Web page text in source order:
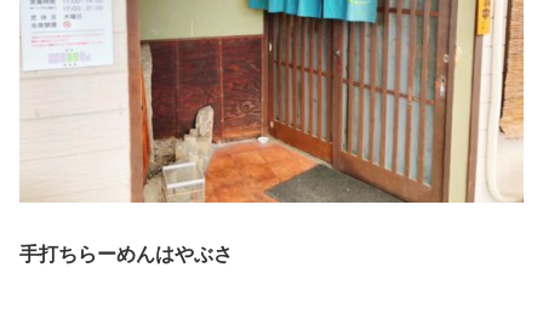
手打ちらーめんはやぶさ